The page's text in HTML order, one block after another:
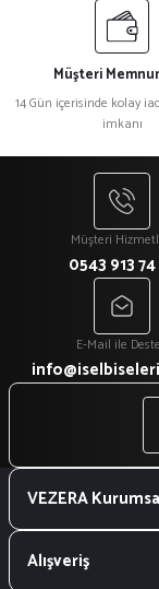
Müşteri
14 Gün içerisinde kolay
imkanı
Müşteri
0543 913
E-Mail ile
VEZERA
Alışveriş